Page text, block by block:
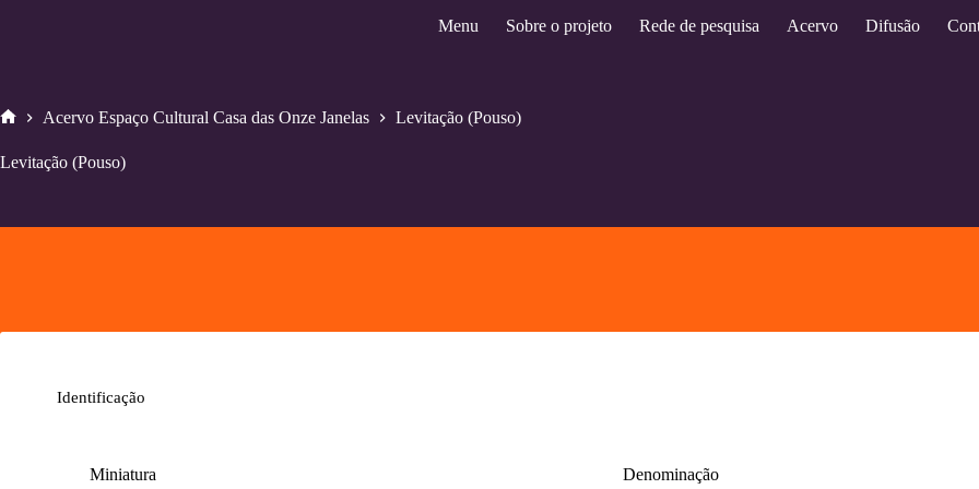
Menu Sobre o projeto Rede de pesquisa Acervo Difusão
Acervo Espaço Cultural Casa das Onze Janelas Levitação (Pouso)
Levitação (Pouso)
Identificação
Miniatura Denominação